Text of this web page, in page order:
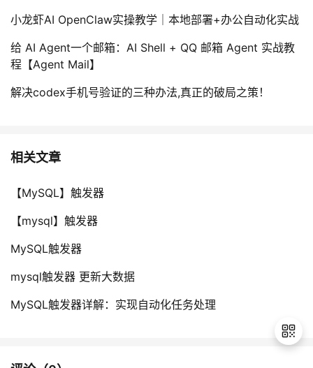
小龙虾AI OpenClaw实操教学｜本地部署+办公自动化实战
给 AI Agent一个邮箱：AI Shell + QQ 邮箱 Agent 实战教
程【Agent Mail】
解决codex手机号验证的三种办法,真正的破局之策！
相关文章
【MySQL】触发器
【mysql】触发器
MySQL触发器
mysql触发器 更新大数据
MySQL触发器详解：实现自动化任务处理